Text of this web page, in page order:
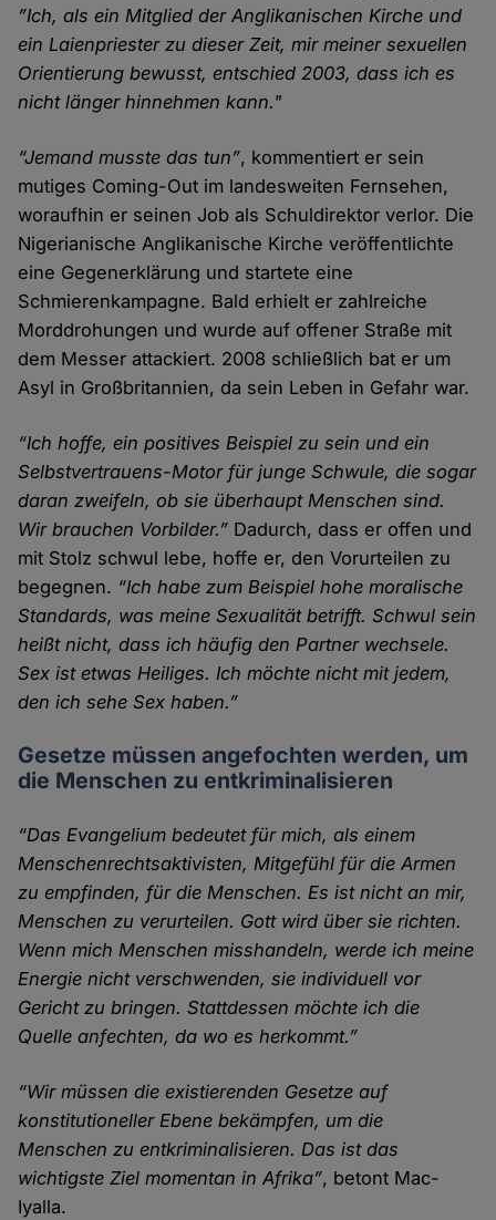
”Ich, als ein Mitglied der Anglikanischen Kirche und
ein Laienpriester zu dieser Zeit, mir meiner sexuellen
Orientierung bewusst, entschied 2003, dass ich es
nicht länger hinnehmen kann."
“Jemand musste das tun”, kommentiert er sein
mutiges Coming-Out im landesweiten Fernsehen,
woraufhin er seinen Job als Schuldirektor verlor. Die
Nigerianische Anglikanische Kirche veröffentlichte
eine Gegenerklärung und startete eine
Schmierenkampagne. Bald erhielt er zahlreiche
Morddrohungen und wurde auf offener Straße mit
dem Messer attackiert. 2008 schließlich bat er um
Asyl in Großbritannien, da sein Leben in Gefahr war.
“Ich hoffe, ein positives Beispiel zu sein und ein
Selbstvertrauens-Motor für junge Schwule, die sogar
daran zweifeln, ob sie überhaupt Menschen sind.
Wir brauchen Vorbilder.” Dadurch, dass er offen und
mit Stolz schwul lebe, hoffe er, den Vorurteilen zu
begegnen. “Ich habe zum Beispiel hohe moralische
Standards, was meine Sexualität betrifft. Schwul sein
heißt nicht, dass ich häufig den Partner wechsele.
Sex ist etwas Heiliges. Ich möchte nicht mit jedem,
den ich sehe Sex haben.”
Gesetze müssen angefochten werden, um
die Menschen zu entkriminalisieren
“Das Evangelium bedeutet für mich, als einem
Menschenrechtsaktivisten, Mitgefühl für die Armen
zu empfinden, für die Menschen. Es ist nicht an mir,
Menschen zu verurteilen. Gott wird über sie richten.
Wenn mich Menschen misshandeln, werde ich meine
Energie nicht verschwenden, sie individuell vor
Gericht zu bringen. Stattdessen möchte ich die
Quelle anfechten, da wo es herkommt.”
“Wir müssen die existierenden Gesetze auf
konstitutioneller Ebene bekämpfen, um die
Menschen zu entkriminalisieren. Das ist das
wichtigste Ziel momentan in Afrika”, betont Mac-
Iyalla.